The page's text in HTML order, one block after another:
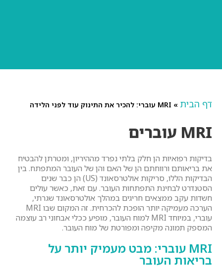
דף הבית » MRI עוברי: להכיר את התינוק עוד לפני הלידה
MRI עוברים
בדיקות רפואיות הן חלק בלתי נפרד מההיריון, ומטרתן להבטיח
את בריאותם ורווחתם הן של האם והן של העובר המתפתח. בין
הבדיקות הללו, סריקות אולטרסאונד (US) הן כבר שנים
הסטנדרט לבחינת התפתחות העובר. עם זאת, כאשר עולים
חשדות עקב ממצאים חריגים במהלך אולטרסאונד שגרתי,
הערכה מעמיקה יותר הופכת להכרחית. זה המקום שבו MRI
עוברי, במיוחד MRI למוח העובר, מופיע ככלי אבחוני רב עוצמה
המספק תמונה מקיפה ומפורטת של מוח העובר.
MRI עוברי: מבט מעמיק יותר על
בריאות העובר